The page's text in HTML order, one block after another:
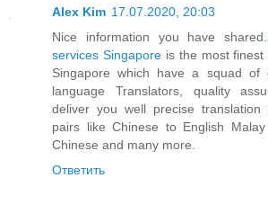
Alex Kim 17.07.2020, 20:03
Nice information you have shared.
services Singaporeis the most finest
Singapore which have a squad of
language Translators, quality
deliver you well precise translation
pairs like Chinese to English
Chinese and many more.
Ответить